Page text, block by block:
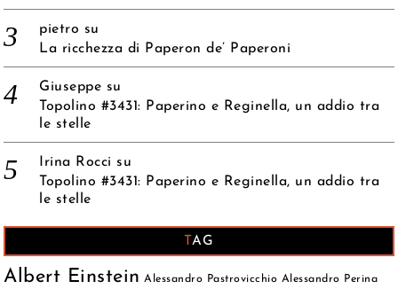
pietro su
La ricchezza di Paperon de’ Paperoni
Giuseppe su
Topolino #3431: Paperino e Reginella, un addio tra
le stelle
Irina Rocci su
Topolino #3431: Paperino e Reginella, un addio tra
le stelle
TAG
Albert Einstein Alessandro Pastrovicchio Alessandro Perina